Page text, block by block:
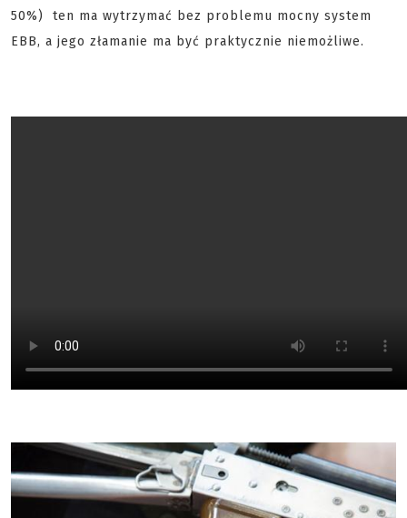
50%) ten ma wytrzymać bez problemu mocny system
EBB, a jego złamanie ma być praktycznie niemożliwe.